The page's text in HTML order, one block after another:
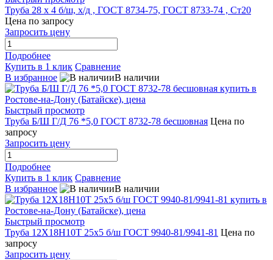
Труба 28 х 4 б/ш, х/д , ГОСТ 8734-75, ГОСТ 8733-74 , Ст20
Цена по запросу
Запросить цену
Подробнее
Купить в 1 клик Сравнение
В избранное
В наличии
Быстрый просмотр
Труба Б/Ш Г/Д 76 *5,0 ГОСТ 8732-78 бесшовная Цена по
запросу
Запросить цену
Подробнее
Купить в 1 клик Сравнение
В избранное
В наличии
Быстрый просмотр
Труба 12Х18Н10Т 25х5 б/ш ГОСТ 9940-81/9941-81 Цена по
запросу
Запросить цену